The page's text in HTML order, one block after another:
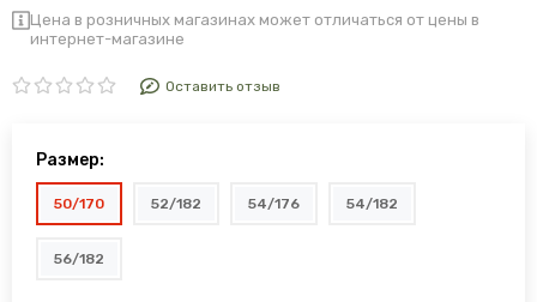
Цена в розничных магазинах может отличаться от цены в
интернет-магазине
Оставить отзыв
Размер:
50/170 52/182 54/176 54/182
56/182